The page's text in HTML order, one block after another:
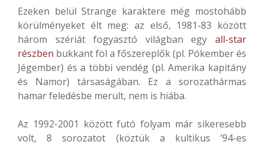
Ezeken belül Strange karaktere még mostohább
körülményeket élt meg: az első, 1981-83 között
három szériát fogyasztó világban egy all-star
részben bukkant föl a főszereplők (pl. Pókember és
Jégember) és a többi vendég (pl. Amerika kapitány
és Namor) társaságában. Ez a sorozathármas
hamar feledésbe merült, nem is hiába.
Az 1992-2001 között futó folyam már sikeresebb
volt, 8 sorozatot (köztük a kultikus ’94-es